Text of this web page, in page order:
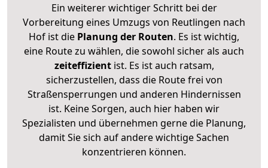
Ein weiterer wichtiger Schritt bei der
Vorbereitung eines Umzugs von Reutlingen nach
Hof ist die Planung der Routen. Es ist wichtig,
eine Route zu wählen, die sowohl sicher als auch
zeiteffizientist. Es ist auch ratsam,
sicherzustellen, dass die Route frei von
Straßensperrungen und anderen Hindernissen
ist. Keine Sorgen, auch hier haben wir
Spezialisten und übernehmen gerne die Planung,
damit Sie sich auf andere wichtige Sachen
konzentrieren können.